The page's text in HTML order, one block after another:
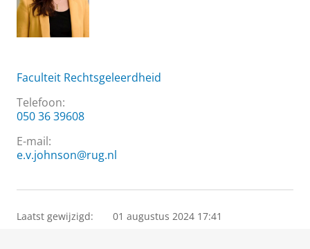
Faculteit Rechtsgeleerdheid
Telefoon:
050 36 39608
E-mail:
e.v.johnson@rug.nl
Laatst gewijzigd: 01 augustus 2024 17:41